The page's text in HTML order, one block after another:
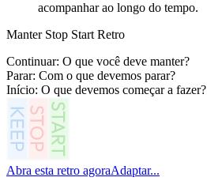
acompanhar ao longo do tempo.
Manter Stop Start Retro
Continuar: O que você deve manter?
Parar: Com o que devemos parar?
Início: O que devemos começar a fazer?
Abra esta retro agoraAdaptar...